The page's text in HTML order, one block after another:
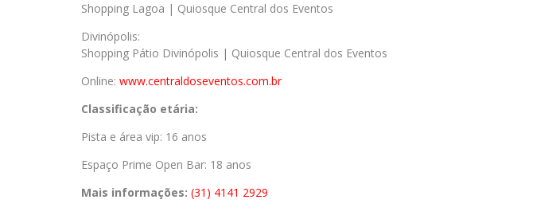
Shopping Lagoa | Quiosque Central dos Eventos
Divinópolis:
Shopping Pátio Divinópolis | Quiosque Central dos Eventos
Online: www.centraldoseventos.com.br
Classificação etária:
Pista e área vip: 16 anos
Espaço Prime Open Bar: 18 anos
Mais informações: (31) 4141 2929